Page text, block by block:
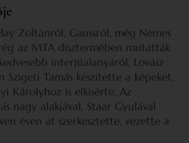
Zoltánról, Gaussról, még Nemes
az MTA dísztermében mutatták
interjúalanyáról, Lovász
Szigeti Tamás készítette a képeket,
Károlyhoz is elkísérte. Az
nagy alakjával, Staar Gyulával
éven át szerkesztette, vezette a